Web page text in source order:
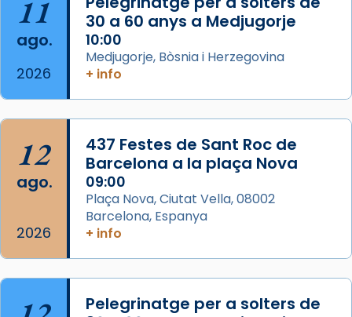
que les santes Juliana (“relatiu a Júlia”) i
Semproniana (“relatiu a Semprònia =
eterna”) són deixebles seves. I l’any 1667, el
frare Joan Gaspar Roig, afirma en una obra
que les santes són filles de l’antiga Iluro.
Mataró en reivindicarà les relíq
Foto
View on Facebook · Share
11
ago.
2026
30 a 60 anys a Medjugorje
10:00
Medjugorje, Bòsnia i Herzegovina
+ info
12
ago.
2026
437 Festes de Sant Roc de
Barcelona a la plaça Nova
09:00
Plaça Nova, Ciutat Vella, 08002
Barcelona, Espanya
+ info
Pelegrinatge per a solters de